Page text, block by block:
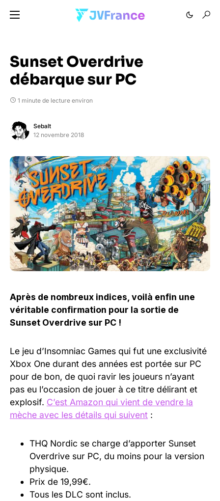
Sunset Overdrive
débarque sur PC
1 minute de lecture environ
Sebalt
12 novembre 2018
Après de nombreux indices, voilà enfin une
véritable confirmation pour la sortie de
Sunset Overdrive sur PC !
Le jeu d’Insomniac Games qui fut une exclusivité
Xbox One durant des années est portée sur PC
pour de bon, de quoi ravir les joueurs n’ayant
pas eu l’occasion de jouer à ce titre délirant et
explosif. C’est Amazon qui vient de vendre la
mèche avec les détails qui suivent :
THQ Nordic se charge d’apporter Sunset
Overdrive sur PC, du moins pour la version
physique.
Prix de 19,99€.
Tous les DLC sont inclus.